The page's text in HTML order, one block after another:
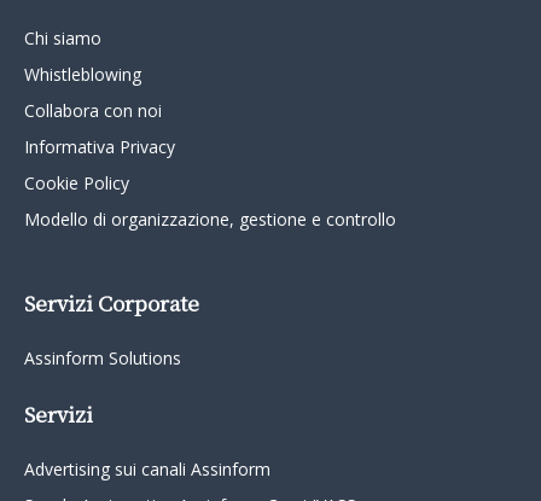
Chi siamo
Whistleblowing
Collabora con noi
Informativa Privacy
Cookie Policy
Modello di organizzazione, gestione e controllo
Servizi Corporate
Assinform Solutions
Servizi
Advertising sui canali Assinform